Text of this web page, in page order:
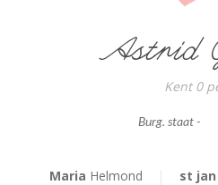
Astrid
Kent 0
Burg. staat -
Maria Helmond
st